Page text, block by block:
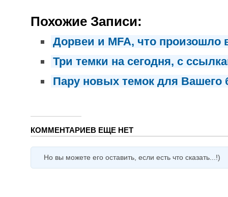
Похожие Записи:
Дорвеи и MFA, что произошло
Три темки на сегодня, с
Пару новых темок для Вашего
КОММЕНТАРИЕВ ЕЩЕ НЕТ
Но вы можете его оставить, если есть что сказать...!)